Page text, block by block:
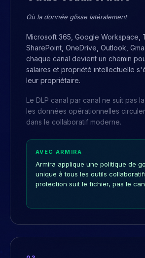
Où la donnée glisse latéralement
Microsoft 365, Google Workspace,
SharePoint, OneDrive, Outlook,
chaque canal devient un chemin
salaires et propriété intellectuelle
leur propriétaire.
Le DLP canal par canal ne suit pas
les données opérationnelles
dans le collaboratif moderne.
unique à tous les outils
protection suit le fichier, pas le
0 3